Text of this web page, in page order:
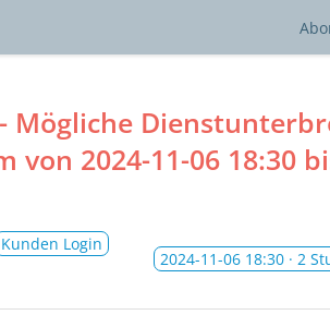
von 2024-11-06 18:30
Kunden Login
2024-11-06 18:30 · 2